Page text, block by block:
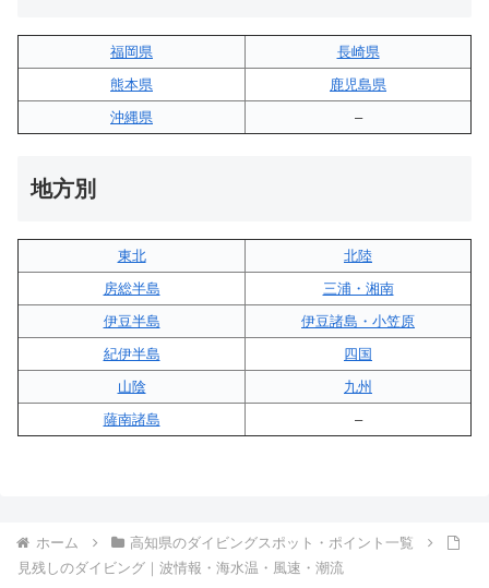
福岡県
長崎県
熊本県
鹿児島県
沖縄県
–
地方別
東北
北陸
房総半島
三浦・湘南
伊豆半島
伊豆諸島・小笠原
紀伊半島
四国
山陰
九州
薩南諸島
–
ホーム
高知県のダイビングスポット・ポイント一覧
見残しのダイビング｜波情報・海水温・風速・潮流